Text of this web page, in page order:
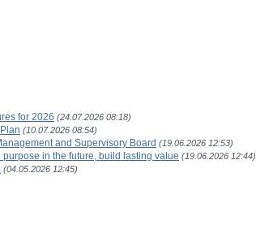
for 2026 (24.07.2026 08:18)
(10.07.2026 08:54)
and Supervisory Board (19.06.2026 12:53)
in the future, build lasting value (19.06.2026 12:44)
(04.05.2026 12:45)